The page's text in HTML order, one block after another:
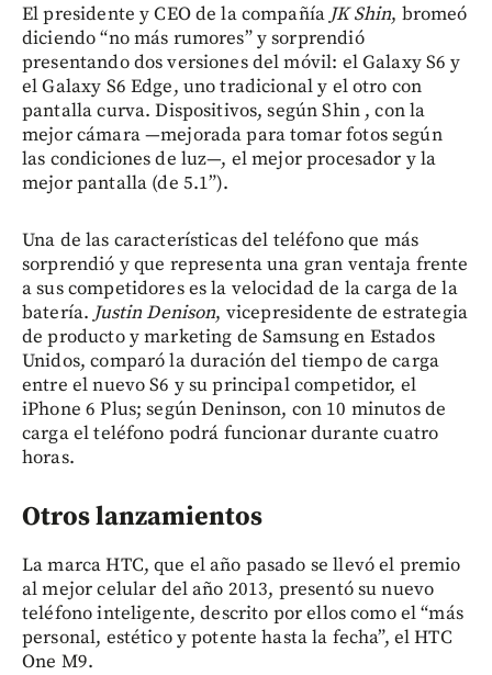
El presidente y CEO de la compañía JK Shin, bromeó
diciendo “no más rumores” y sorprendió
presentando dos versiones del móvil: el Galaxy S6 y
el Galaxy S6 Edge, uno tradicional y el otro con
pantalla curva. Dispositivos, según Shin , con la
mejor cámara —mejorada para tomar fotos según
las condiciones de luz—, el mejor procesador y la
mejor pantalla (de 5.1”).
Una de las características del teléfono que más
sorprendió y que representa una gran ventaja frente
a sus competidores es la velocidad de la carga de la
batería. Justin Denison, vicepresidente de estrategia
de producto y marketing de Samsung en Estados
Unidos, comparó la duración del tiempo de carga
entre el nuevo S6 y su principal competidor, el
iPhone 6 Plus; según Deninson, con 10 minutos de
carga el teléfono podrá funcionar durante cuatro
horas.
Otros lanzamientos
La marca HTC, que el año pasado se llevó el premio
al mejor celular del año 2013, presentó su nuevo
teléfono inteligente, descrito por ellos como el “más
personal, estético y potente hasta la fecha”, el HTC
One M9.